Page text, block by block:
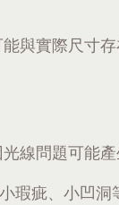
與實際尺寸
線問題可能
瑕疵、小凹洞